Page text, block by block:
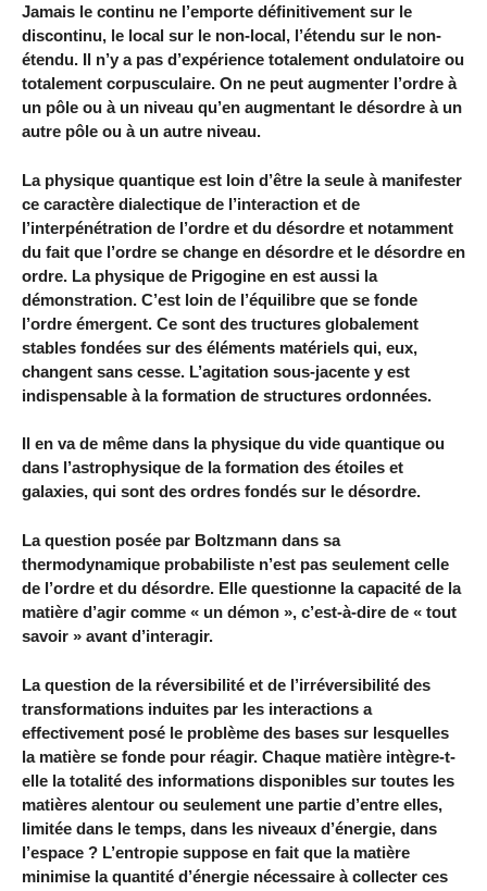
Jamais le continu ne l’emporte définitivement sur le
discontinu, le local sur le non-local, l’étendu sur le non-
étendu. Il n’y a pas d’expérience totalement ondulatoire ou
totalement corpusculaire. On ne peut augmenter l’ordre à
un pôle ou à un niveau qu’en augmentant le désordre à un
autre pôle ou à un autre niveau.
La physique quantique est loin d’être la seule à manifester
ce caractère dialectique de l’interaction et de
l’interpénétration de l’ordre et du désordre et notamment
du fait que l’ordre se change en désordre et le désordre en
ordre. La physique de Prigogine en est aussi la
démonstration. C’est loin de l’équilibre que se fonde
l’ordre émergent. Ce sont des tructures globalement
stables fondées sur des éléments matériels qui, eux,
changent sans cesse. L’agitation sous-jacente y est
indispensable à la formation de structures ordonnées.
Il en va de même dans la physique du vide quantique ou
dans l’astrophysique de la formation des étoiles et
galaxies, qui sont des ordres fondés sur le désordre.
La question posée par Boltzmann dans sa
thermodynamique probabiliste n’est pas seulement celle
de l’ordre et du désordre. Elle questionne la capacité de la
matière d’agir comme « un démon », c’est-à-dire de « tout
savoir » avant d’interagir.
La question de la réversibilité et de l’irréversibilité des
transformations induites par les interactions a
effectivement posé le problème des bases sur lesquelles
la matière se fonde pour réagir. Chaque matière intègre-t-
elle la totalité des informations disponibles sur toutes les
matières alentour ou seulement une partie d’entre elles,
limitée dans le temps, dans les niveaux d’énergie, dans
l’espace ? L’entropie suppose en fait que la matière
minimise la quantité d’énergie nécessaire à collecter ces